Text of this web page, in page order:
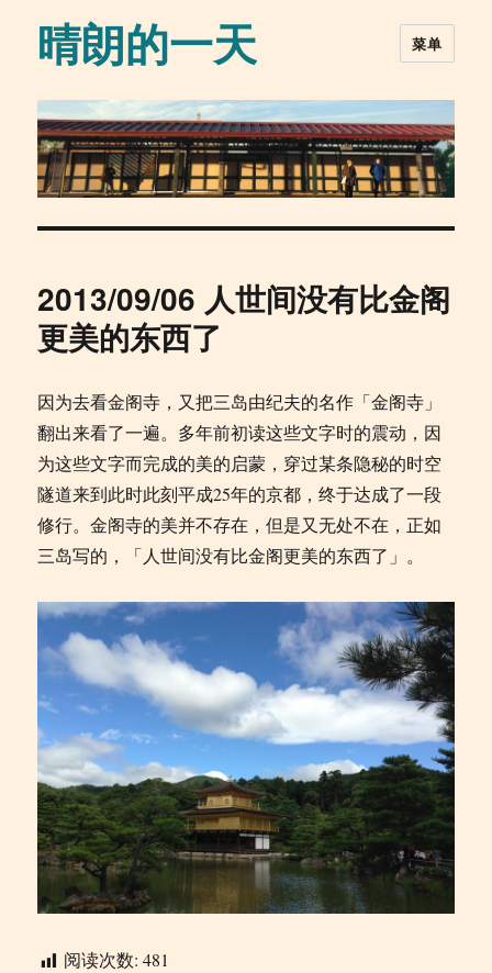
晴朗的一天 菜单
2013/09/06 人世间没有比金阁
更美的东西了
因为去看金阁寺，又把三岛由纪夫的名作「金阁寺」
翻出来看了一遍。多年前初读这些文字时的震动，因
为这些文字而完成的美的启蒙，穿过某条隐秘的时空
隧道来到此时此刻平成25年的京都，终于达成了一段
修行。金阁寺的美并不存在，但是又无处不在，正如
三岛写的，「人世间没有比金阁更美的东西了」。 ​​​
阅读次数: 481